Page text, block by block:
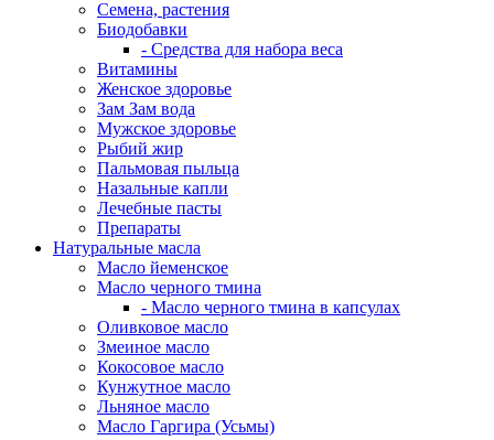
Семена, растения
Биодобавки
- Средства для набора веса
Витамины
Женское здоровье
Зам Зам вода
Мужское здоровье
Рыбий жир
Пальмовая пыльца
Назальные капли
Лечебные пасты
Препараты
Натуральные масла
Масло йеменское
Масло черного тмина
- Масло черного тмина в капсулах
Оливковое масло
Змеиное масло
Кокосовое масло
Кунжутное масло
Льняное масло
Масло Гаргира (Усьмы)